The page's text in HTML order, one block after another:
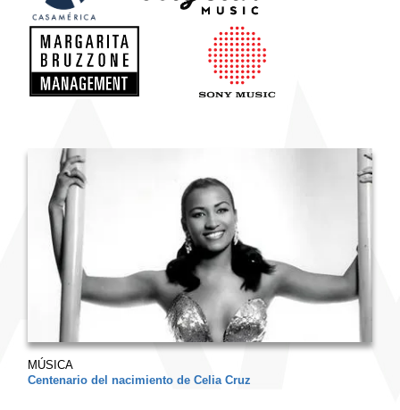
MÚSICA
Centenario del nacimiento de Celia Cruz